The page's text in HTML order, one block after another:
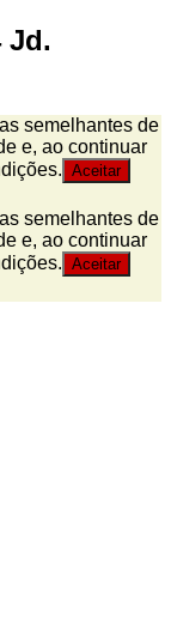
Jd.
semelhantes de
e, ao continuar
Aceitar
semelhantes de
e, ao continuar
Aceitar